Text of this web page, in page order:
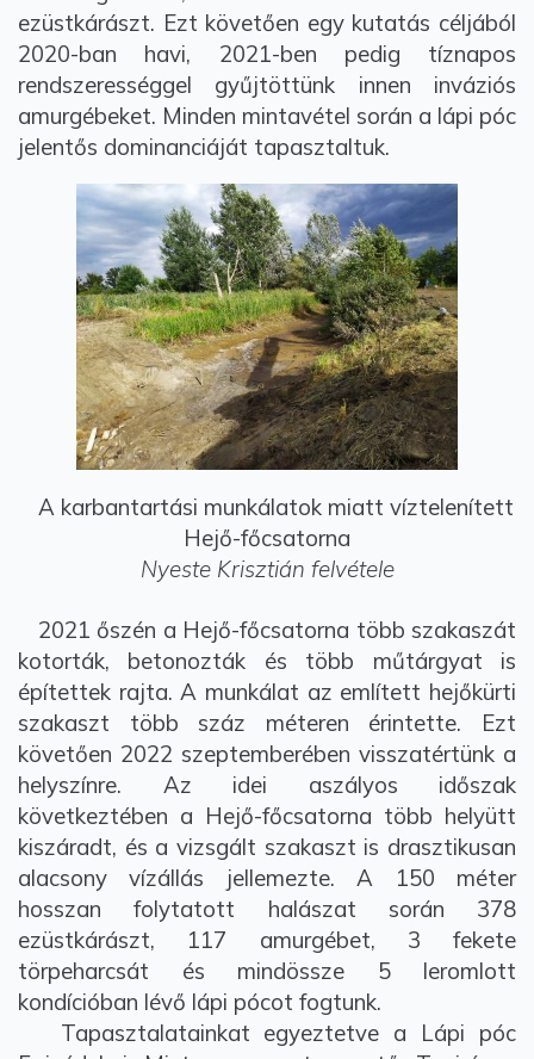
ezüstkárászt. Ezt követően egy kutatás céljából
2020-ban havi, 2021-ben pedig tíznapos
rendszerességgel gyűjtöttünk innen inváziós
amurgébeket. Minden mintavétel során a lápi póc
jelentős dominanciáját tapasztaltuk.
A karbantartási munkálatok miatt víztelenített
Hejő-főcsatorna
Nyeste Krisztián felvétele
2021 őszén a Hejő-főcsatorna több szakaszát
kotorták, betonozták és több műtárgyat is
építettek rajta. A munkálat az említett hejőkürti
szakaszt több száz méteren érintette. Ezt
követően 2022 szeptemberében visszatértünk a
helyszínre. Az idei aszályos időszak
következtében a Hejő-főcsatorna több helyütt
kiszáradt, és a vizsgált szakaszt is drasztikusan
alacsony vízállás jellemezte. A 150 méter
hosszan folytatott halászat során 378
ezüstkárászt, 117 amurgébet, 3 fekete
törpeharcsát és mindössze 5 leromlott
kondícióban lévő lápi pócot fogtunk.
Tapasztalatainkat egyeztetve a Lápi póc